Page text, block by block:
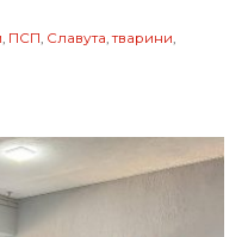
ПСП Славута ,тварини